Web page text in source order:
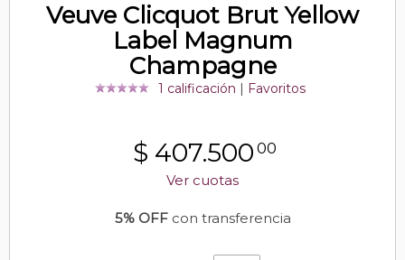
Veuve Clicquot Brut Yellow
Label Magnum
Champagne
1 calificación Favoritos
$ 407.500 00
Ver cuotas
5% OFFcon transferencia